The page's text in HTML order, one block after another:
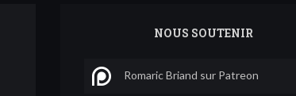
NOUS SOUTENIR
Romaric Briand sur Patreon